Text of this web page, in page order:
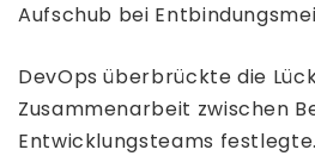
Aufschub bei
DevOps überbrückte die
Zusammenarbeit zwischen
Entwicklungsteams